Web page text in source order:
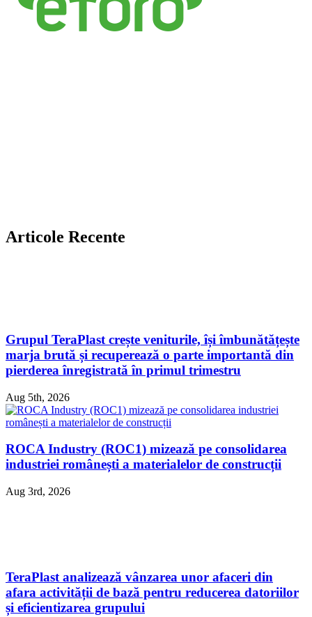
Articole Recente
Grupul TeraPlast crește veniturile, își îmbunătățește
marja brută și recuperează o parte importantă din
pierderea înregistrată în primul trimestru
Aug 5th, 2026
ROCA Industry (ROC1) mizează pe consolidarea
industriei românești a materialelor de construcții
Aug 3rd, 2026
TeraPlast analizează vânzarea unor afaceri din
afara activității de bază pentru reducerea datoriilor
și eficientizarea grupului